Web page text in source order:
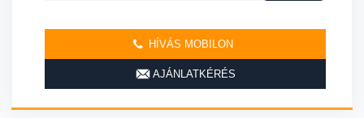
HÍVÁS MOBILON
AJÁNLATKÉRÉS